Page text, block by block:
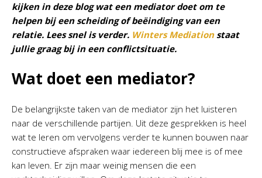
kijken in deze blog wat een mediator doet om te
helpen bij een scheiding of beëindiging van een
relatie. Lees snel is verder. Winters Mediationstaat
jullie graag bij in een conflictsituatie.
Wat doet een mediator?
De belangrijkste taken van de mediator zijn het luisteren
naar de verschillende partijen. Uit deze gesprekken is heel
wat te leren om vervolgens verder te kunnen bouwen naar
constructieve afspraken waar iedereen blij mee is of mee
kan leven. Er zijn maar weinig mensen die een